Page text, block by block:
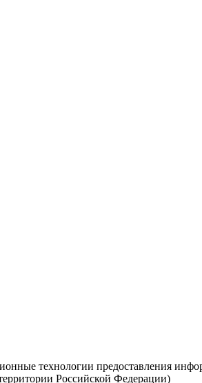
технологии предоставления
Российской Федерации)